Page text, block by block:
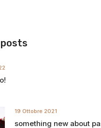
19 Ottobre 2021
something new about